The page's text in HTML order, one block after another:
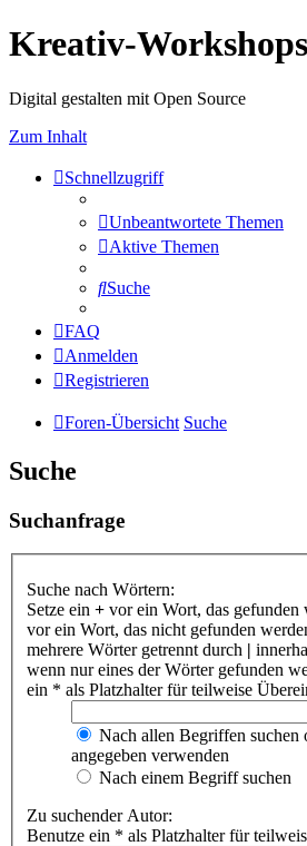
Kreativ-
Digital gestalten mit Open Source
Zum Inhalt
Schnellzugriff
Unbeantwortete Themen
Aktive Themen
Suche
FAQ
Anmelden
Registrieren
Foren-Übersicht Suche
Suche
Suchanfrage
Suche nach Wörtern:
Setze ein + vor ein Wort, das gefunden
vor ein Wort, das nicht gefunden
mehrere Wörter getrennt durch |
wenn nur eines der Wörter gefunden
ein * als Platzhalter für teilweise
Nach allen Begriffen suchen
angegeben verwenden
Nach einem Begriff suchen
Zu suchender Autor:
Benutze ein * als Platzhalter für